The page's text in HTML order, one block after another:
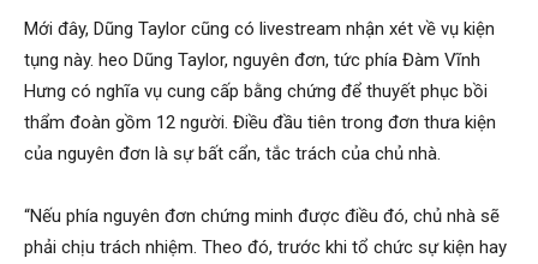
Mới đây, Dũng Taylor cũng có livestream nhận xét về vụ kiện
tụng này. heo Dũng Taylor, nguyên đơn, tức phía Đàm Vĩnh
Hưng có nghĩa vụ cung cấp bằng chứng để thuyết phục bồi
thẩm đoàn gồm 12 người. Điều đầu tiên trong đơn thưa kiện
của nguyên đơn là sự bất cẩn, tắc trách của chủ nhà.
“Nếu phía nguyên đơn chứng minh được điều đó, chủ nhà sẽ
phải chịu trách nhiệm. Theo đó, trước khi tổ chức sự kiện hay